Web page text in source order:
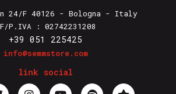
24/F 40126 - Bologna - Italy
P.IVA : 02742231208
+39 051 225425
info@semmstore.com
link social